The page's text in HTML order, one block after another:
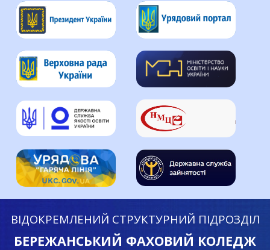
ВІДОКРЕМЛЕНИЙ СТРУКТУРНИЙ ПІДРОЗДІЛ
БЕРЕЖАНСЬКИЙ ФАХОВИЙ КОЛЕДЖ